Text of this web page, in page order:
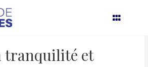
tranquilité et